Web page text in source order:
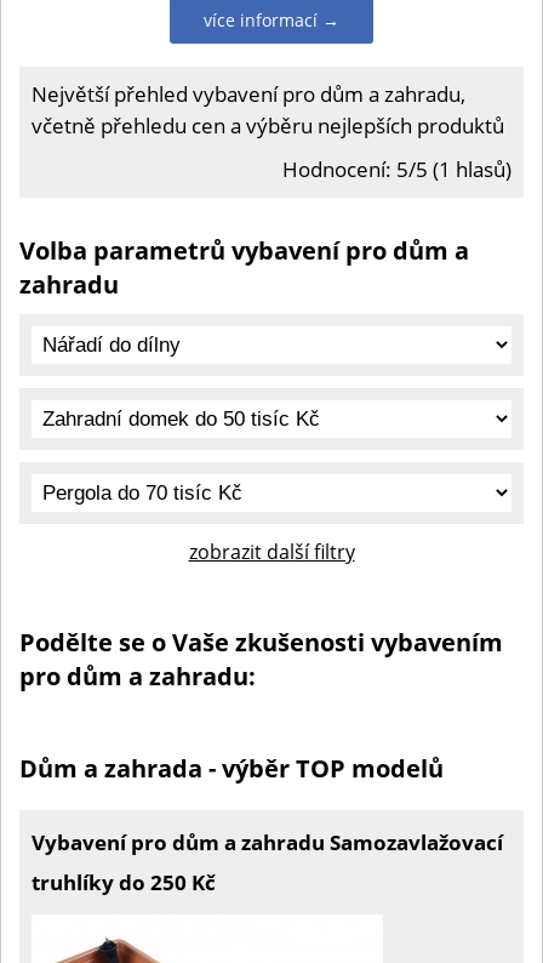
více informací →
Největší přehled vybavení pro dům a zahradu,
včetně přehledu cen a výběru nejlepších produktů
Hodnocení: 5/5 (1 hlasů)
Volba parametrů vybavení pro dům a
zahradu
zobrazit další filtry
Podělte se o Vaše zkušenosti vybavením
pro dům a zahradu:
Dům a zahrada - výběr TOP modelů
Vybavení pro dům a zahradu Samozavlažovací
truhlíky do 250 Kč